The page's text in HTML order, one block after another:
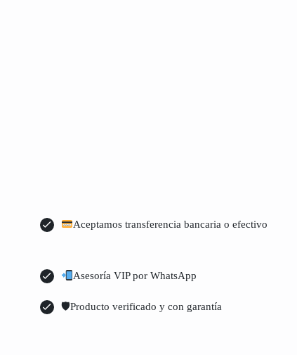
Aceptamos transferencia bancaria o efectivo
Asesoría VIP por WhatsApp
🛡Producto verificado y con garantía